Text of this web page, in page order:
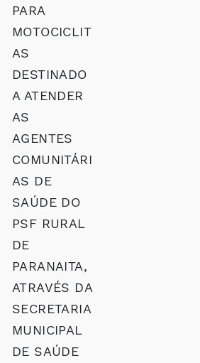
PARA
MOTOCICLIT
AS
DESTINADO
A ATENDER
AS
AGENTES
COMUNITÁRI
AS DE
SAÚDE DO
PSF RURAL
DE
PARANAITA,
ATRAVÉS DA
SECRETARIA
MUNICIPAL
DE SAÚDE